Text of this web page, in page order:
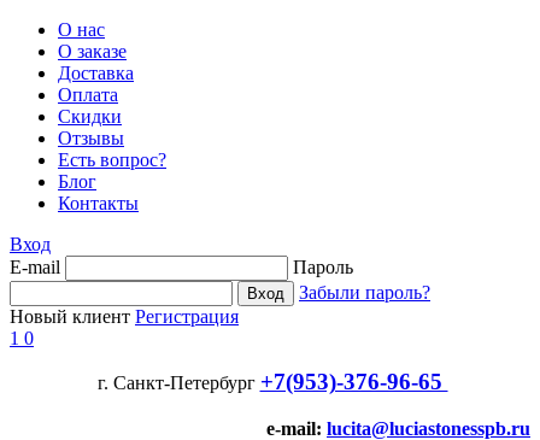
О нас
О заказе
Доставка
Оплата
Скидки
Отзывы
Есть вопрос?
Блог
Контакты
Вход
E-mail
Пароль
Забыли пароль?
Новый клиент Регистрация
1 0
г. Санкт-Петербург +7(953)-376-96-65
e-mail: lucita@luciastonesspb.ru